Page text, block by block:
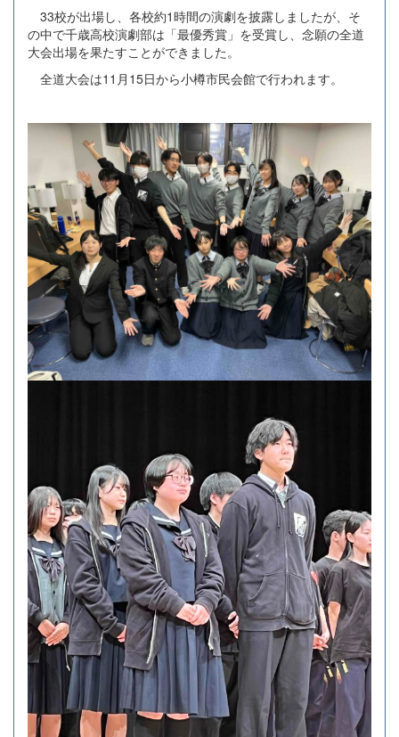
33校が出場し、各校約1時間の演劇を披露しましたが、そ
の中で千歳高校演劇部は「最優秀賞」を受賞し、念願の全道
大会出場を果たすことができました。
全道大会は11月15日から小樽市民会館で行われます。